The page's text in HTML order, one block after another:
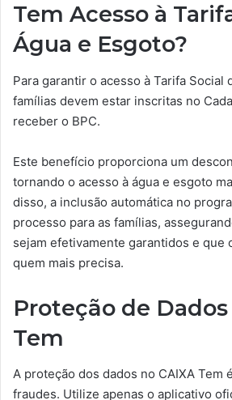
Tem Acesso à
Água e Esgoto?
Para garantir o acesso à Tarifa Social
famílias devem estar inscritas no
receber o BPC.
Este benefício proporciona um
tornando o acesso à água e esgoto
disso, a inclusão automática no
processo para as famílias,
sejam efetivamente garantidos e que
quem mais precisa.
Proteção de Dados
Tem
A proteção dos dados no CAIXA Tem
fraudes. Utilize apenas o aplicativo